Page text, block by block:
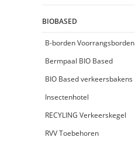
BIOBASED
B-borden Voorrangsborden
Bermpaal BIO Based
BIO Based verkeersbakens
Insectenhotel
RECYLING Verkeerskegel
RVV Toebehoren